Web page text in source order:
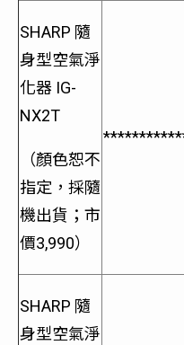
SHARP 隨
身型空氣淨
化器 IG-
NX2T
（顏色恕不
指定，採隨
機出貨；市
價3,990）
SHARP 隨
身型空氣淨